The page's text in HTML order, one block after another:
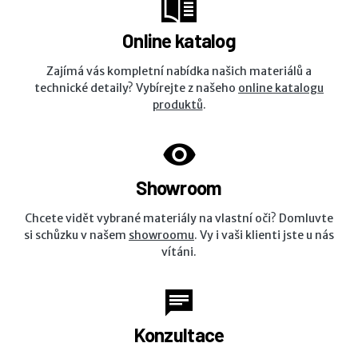
Online katalog
Zajímá vás kompletní nabídka našich materiálů a
technické detaily? Vybírejte z našeho online katalogu
produktů.
Showroom
Chcete vidět vybrané materiály na vlastní oči? Domluvte
si schůzku v našem showroomu. Vy i vaši klienti jste u nás
vítáni.
Konzultace